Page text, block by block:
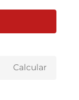
Calcular